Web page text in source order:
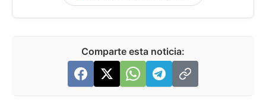
Comparte esta noticia: